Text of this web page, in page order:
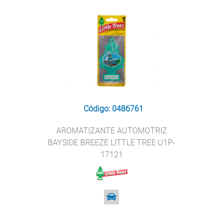
Código: 0486761
AROMATIZANTE AUTOMOTRIZ
BAYSIDE BREEZE LITTLE TREE U1P-
17121